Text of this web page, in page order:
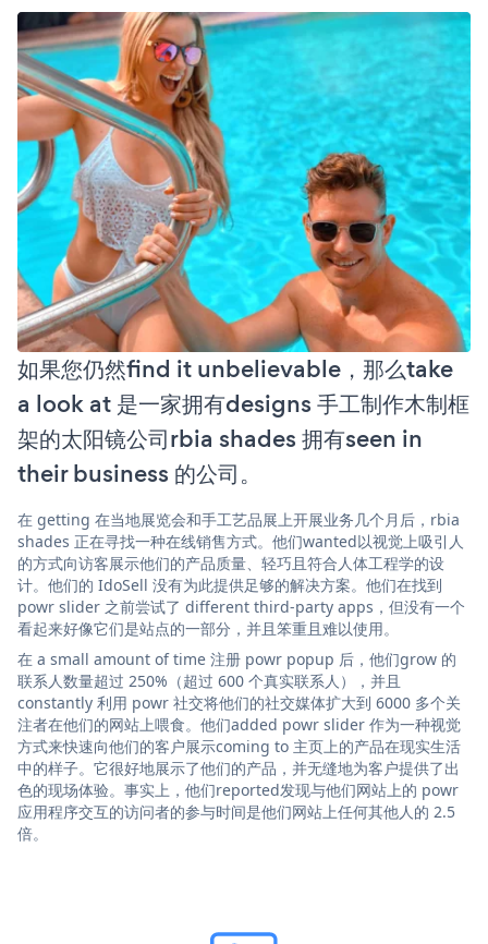
如果您仍然find it unbelievable，那么take
a look at 是一家拥有designs 手工制作木制框
架的太阳镜公司rbia shades 拥有seen in
their business 的公司。
在 getting 在当地展览会和手工艺品展上开展业务几个月后，rbia
shades 正在寻找一种在线销售方式。他们wanted以视觉上吸引人
的方式向访客展示他们的产品质量、轻巧且符合人体工程学的设
计。他们的 IdoSell 没有为此提供足够的解决方案。他们在找到
powr slider 之前尝试了 different third-party apps，但没有一个
看起来好像它们是站点的一部分，并且笨重且难以使用。
在 a small amount of time 注册 powr popup 后，他们grow 的
联系人数量超过 250%（超过 600 个真实联系人），并且
constantly 利用 powr 社交将他们的社交媒体扩大到 6000 多个关
注者在他们的网站上喂食。他们added powr slider 作为一种视觉
方式来快速向他们的客户展示coming to 主页上的产品在现实生活
中的样子。它很好地展示了他们的产品，并无缝地为客户提供了出
色的现场体验。事实上，他们reported发现与他们网站上的 powr
应用程序交互的访问者的参与时间是他们网站上任何其他人的 2.5
倍。